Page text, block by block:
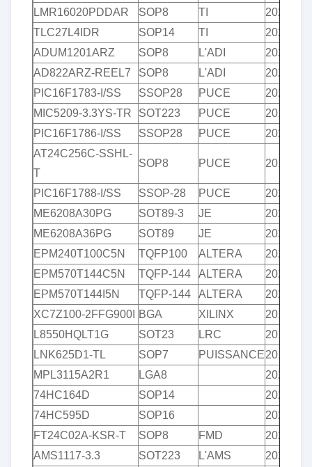
LMR16020PDDAR SOP8 TI
2020+
TLC27L4IDR
SOP14 TI
2020+
ADUM1201ARZ
SOP8 L'ADI
2020+
AD822ARZ-REEL7
SOP8 L'ADI
2020+
PIC16F1783-I/SS
SSOP28 PUCE
2020+
MIC5209-3.3YS-TR
SOT223 PUCE
2019+
PIC16F1786-I/SS
SSOP28 PUCE
2020+
AT24C256C-SSHL-
T
SOP8 PUCE 2019+
PIC16F1788-I/SS SSOP-28 PUCE
2020+
ME6208A30PG
SOT89-3 JE
2020+
ME6208A36PG
SOT89 JE
2020+
EPM240T100C5N
TQFP100 ALTERA
2020/
EPM570T144C5N
TQFP-144 ALTERA
2020+
EPM570T144I5N
TQFP-144 ALTERA
2020+
XC7Z100-2FFG900I
BGA XILINX
2019+
L8550HQLT1G
SOT23 LRC
2018+
LNK625D1-TL
SOP7 PUISSANCE2017+
MPL3115A2R1
LGA8
2020+
74HC164D
SOP14
2020+
74HC595D
SOP16
2020+
FT24C02A-KSR-T
SOP8 FMD
2020+
AMS1117-3.3
SOT223 L'AMS
2020+/